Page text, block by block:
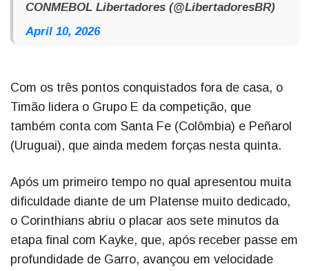
CONMEBOL Libertadores (@LibertadoresBR)
April 10, 2026
Com os três pontos conquistados fora de casa, o
Timão lidera o Grupo E da competição, que
também conta com Santa Fe (Colômbia) e Peñarol
(Uruguai), que ainda medem forças nesta quinta.
Após um primeiro tempo no qual apresentou muita
dificuldade diante de um Platense muito dedicado,
o Corinthians abriu o placar aos sete minutos da
etapa final com Kayke, que, após receber passe em
profundidade de Garro, avançou em velocidade